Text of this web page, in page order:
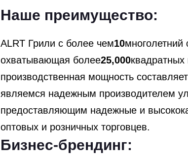
Наше преимущество:
ALRT Грили с более чем10
охватывающая более25,000
производственная мощность составляет
являемся надежным производителем
предоставляющим надежные и
оптовых и розничных торговцев.
Бизнес-брендинг: